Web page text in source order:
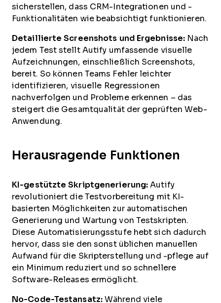
sicherstellen, dass CRM-Integrationen und -
Funktionalitäten wie beabsichtigt funktionieren.
Detaillierte Screenshots und Ergebnisse: Nach
jedem Test stellt Autify umfassende visuelle
Aufzeichnungen, einschließlich Screenshots,
bereit. So können Teams Fehler leichter
identifizieren, visuelle Regressionen
nachverfolgen und Probleme erkennen – das
steigert die Gesamtqualität der geprüften Web-
Anwendung.
Herausragende Funktionen
KI-gestützte Skriptgenerierung: Autify
revolutioniert die Testvorbereitung mit KI-
basierten Möglichkeiten zur automatischen
Generierung und Wartung von Testskripten.
Diese Automatisierungsstufe hebt sich dadurch
hervor, dass sie den sonst üblichen manuellen
Aufwand für die Skripterstellung und -pflege auf
ein Minimum reduziert und so schnellere
Software-Releases ermöglicht.
No-Code-Testansatz:Während viele